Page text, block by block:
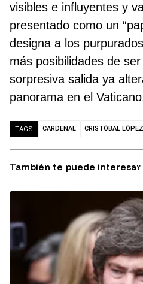
visibles e influyentes y
presentado como un
designa a los
más posibilidades de
sorpresiva salida ya
panorama en el
TAGS CARDENAL CRISTÓBAL LÓPEZ
También te puede interesar